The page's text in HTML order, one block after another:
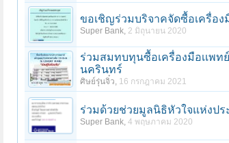
ขอเชิญร่วมบริจาคจัดซื้อเครื่อ
Super Bank, 2 มิถุนายน 2020
ร่วมสมทบทุนซื้อเครื่องมือเเพท
นครินทร์
ศิษย์รุ่นจิ๋ว, 16 กรกฎาคม 2021
ร่วมด้วยช่วยมูลนิธิหัวใจแห่งปร
Super Bank, 4 พฤษภาคม 2020